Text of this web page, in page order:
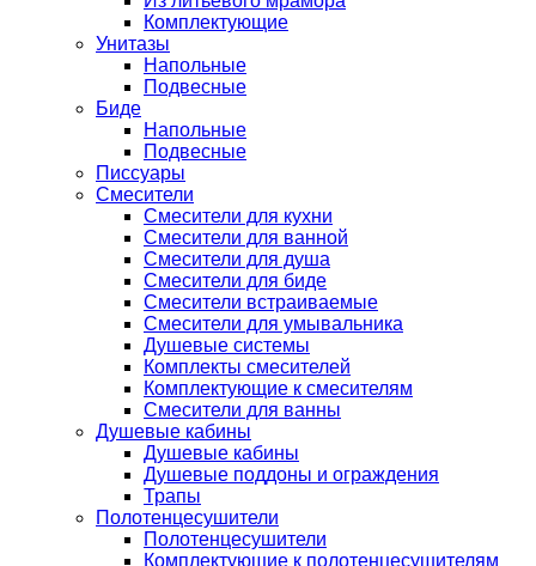
Комплектующие
Унитазы
Напольные
Подвесные
Биде
Напольные
Подвесные
Писсуары
Смесители
Смесители для кухни
Смесители для ванной
Смесители для душа
Смесители для биде
Смесители встраиваемые
Смесители для умывальника
Душевые системы
Комплекты смесителей
Комплектующие к смесителям
Смесители для ванны
Душевые кабины
Душевые кабины
Душевые поддоны и ограждения
Трапы
Полотенцесушители
Полотенцесушители
Комплектующие к полотенцесушителям